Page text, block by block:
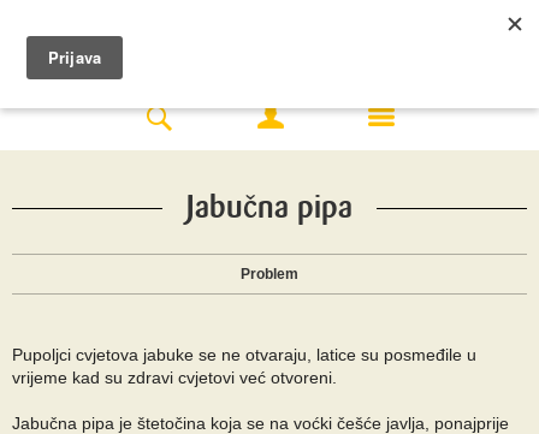
Jabučna pipa
Problem
Pupoljci cvjetova jabuke se ne otvaraju, latice su posmeđile u
vrijeme kad su zdravi cvjetovi već otvoreni.
Jabučna pipa je štetočina koja se na voćki češće javlja, ponajprije